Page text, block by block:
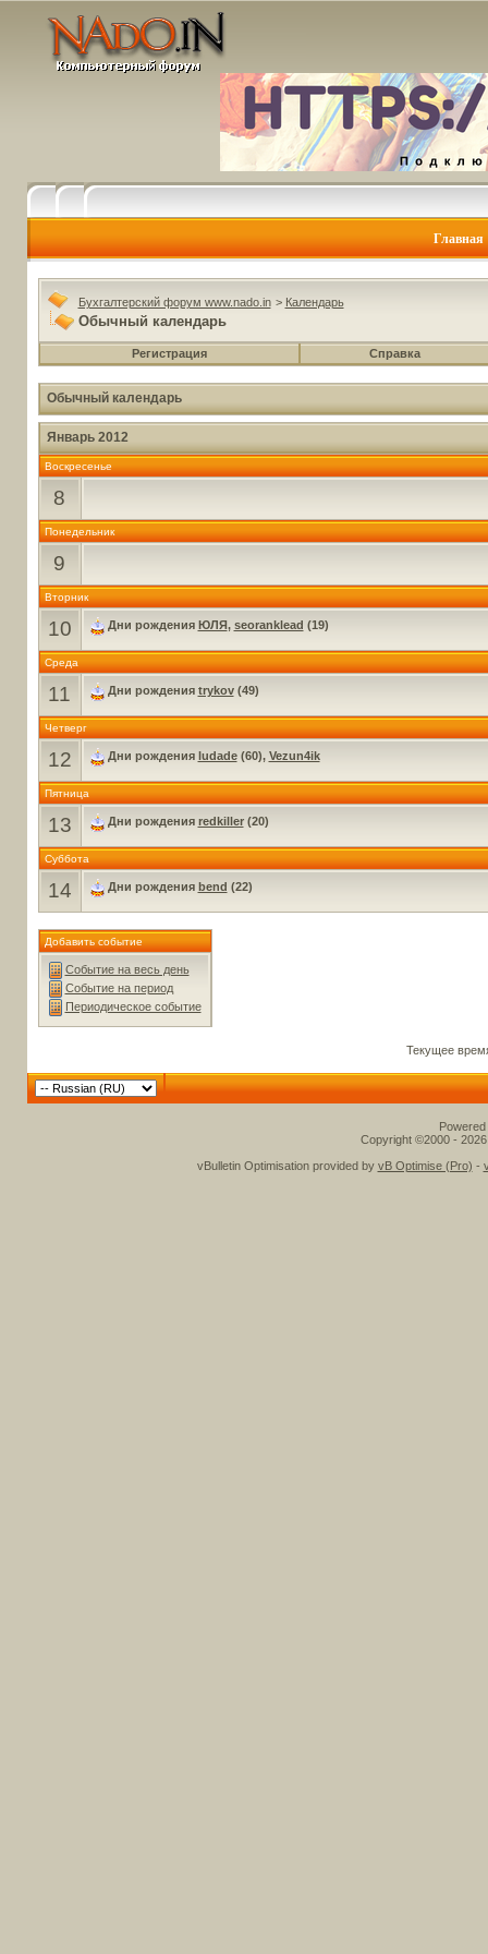
Главная
Бухгалтерский форум www.nado.in > Календарь
Обычный календарь
Регистрация Справка
Обычный календарь
Январь 2012
Воскресенье
8
Понедельник
9
Вторник
10 Дни рождения ЮЛЯ, seoranklead (19)
Среда
11 Дни рождения trykov(49)
Четверг
12 Дни рождения ludade(60), Vezun4ik
Пятница
13 Дни рождения redkiller(20)
Суббота
14 Дни рождения bend (22)
Добавить событие
Событие на весь день
Событие на период
Периодическое событие
Текущее
Copyright ©2000 -
vBulletin Optimisation provided by vB Optimise (Pro) -